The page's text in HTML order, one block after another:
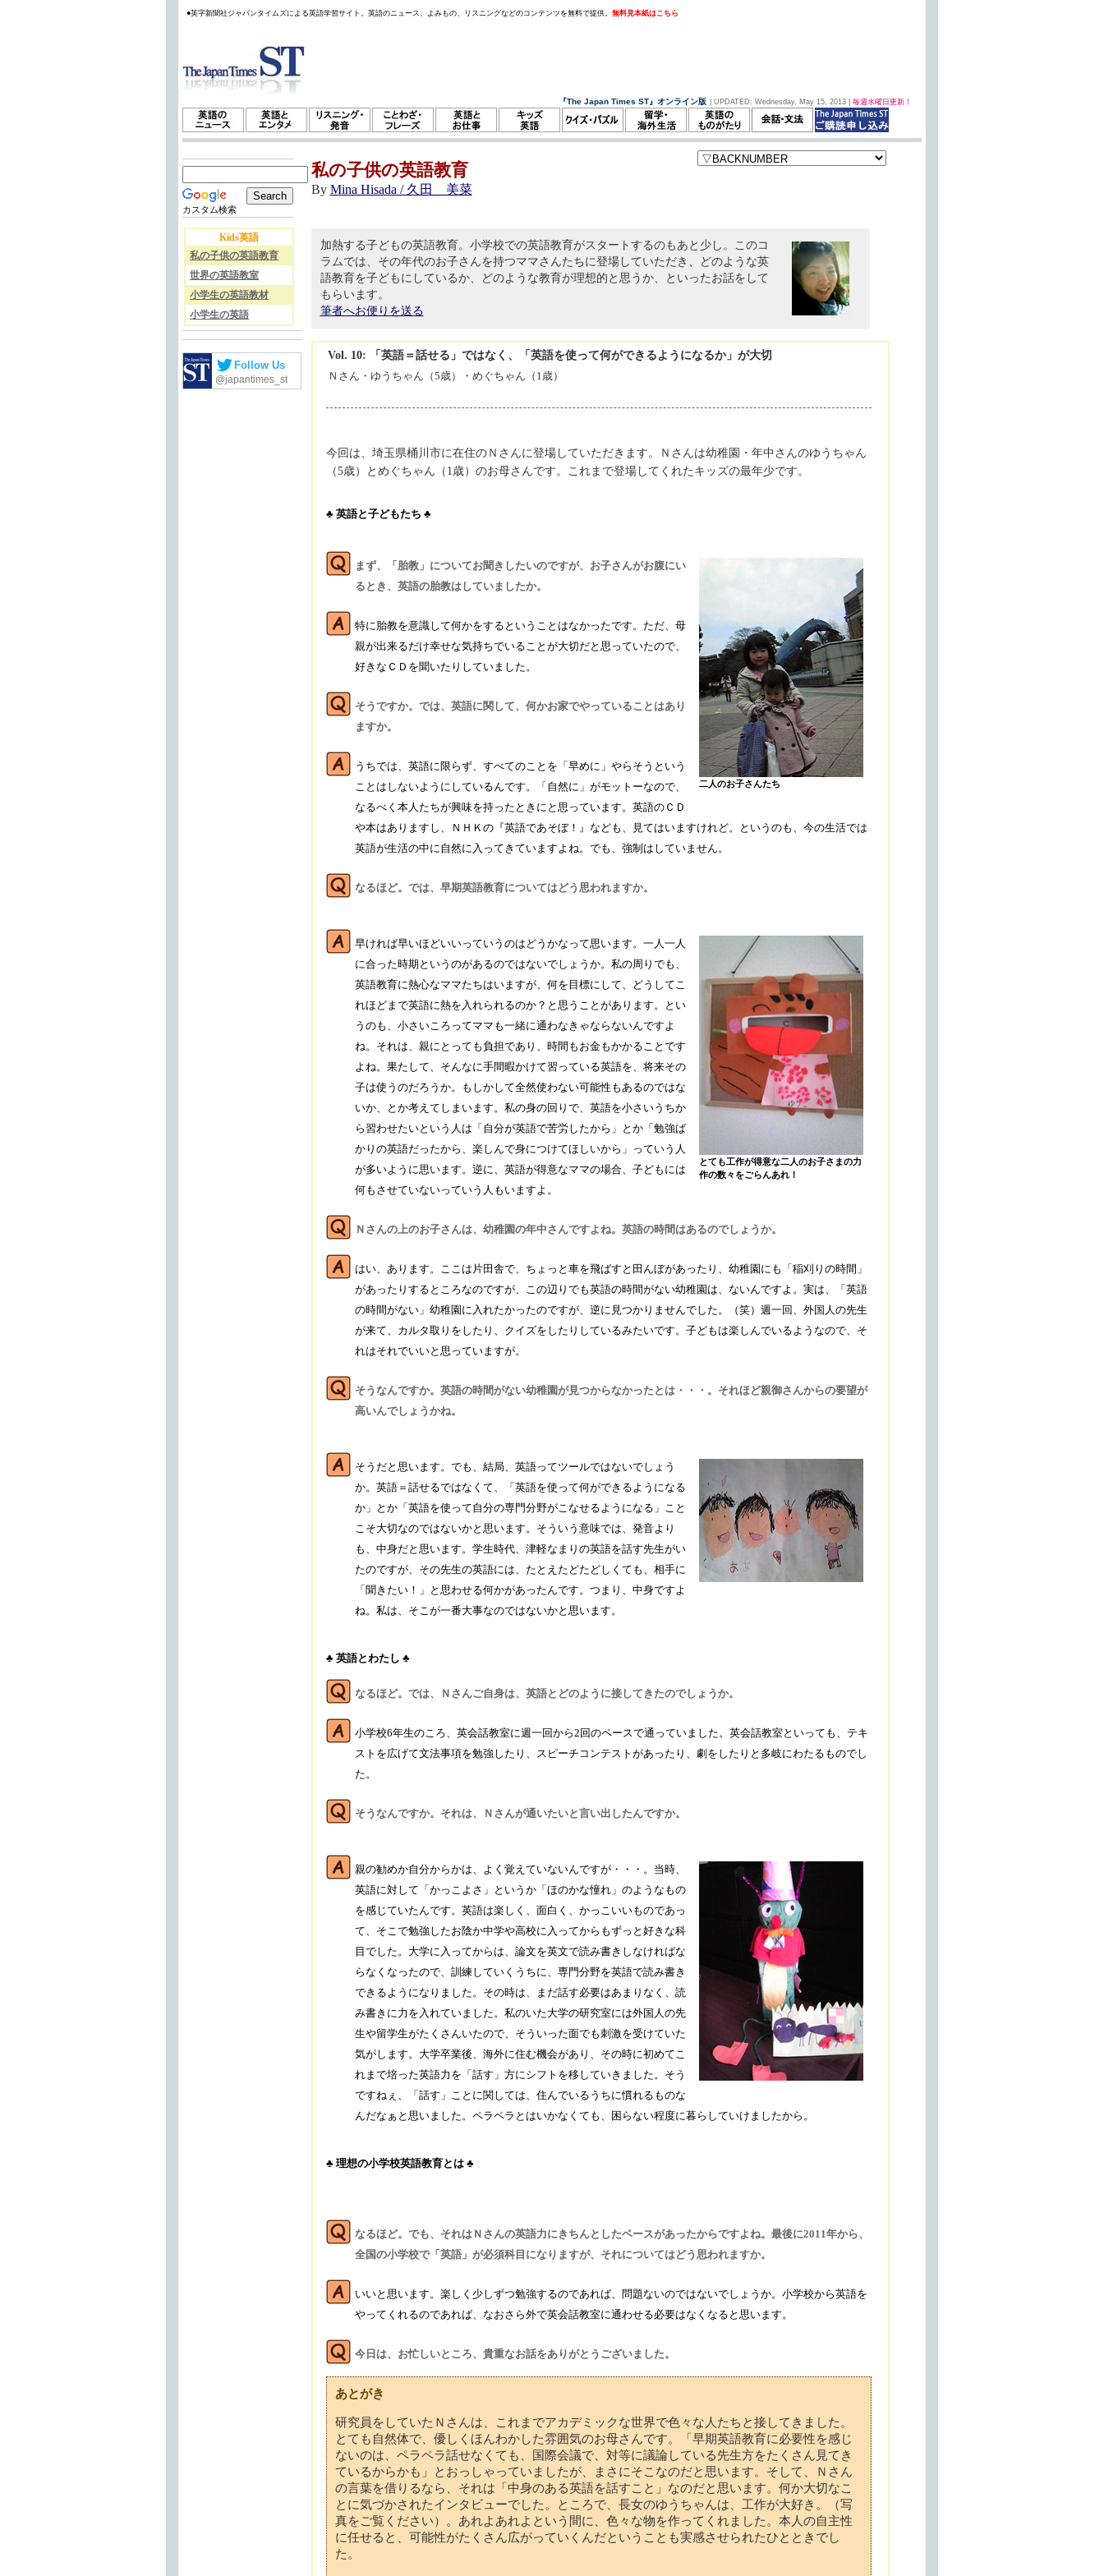
●英字新聞社ジャパンタイムズによる英語学習サイト。英語のニュース、よみもの、リスニングなどのコンテンツを無料で提供。 無料見本紙はこちら
『The Japan Times ST』オンライン版 | UPDATED: Wednesday, May 15, 2013 | 毎週水曜日更新！
カスタム検索
Kids英語
私の子供の英語教育
世界の英語教室
小学生の英語教材
小学生の英語
Follow Us
@japantimes_st
私の子供の英語教育
By Mina Hisada / 久田 美菜
加熱する子どもの英語教育。小学校での英語教育がスタートするのもあと少し。このコ
ラムでは、その年代のお子さんを持つママさんたちに登場していただき、どのような英
語教育を子どもにしているか、どのような教育が理想的と思うか、といったお話をして
もらいます。
筆者へお便りを送る
Vol. 10: 「英語＝話せる」ではなく、「英語を使って何ができるようになるか」が大切
Ｎさん・ゆうちゃん（5歳）・めぐちゃん（1歳）
今回は、埼玉県桶川市に在住のＮさんに登場していただきます。Ｎさんは幼稚園・年中さんのゆうちゃん
（5歳）とめぐちゃん（1歳）のお母さんです。これまで登場してくれたキッズの最年少です。
♣ 英語と子どもたち ♣
二人のお子さんたち
まず、「胎教」についてお聞きしたいのですが、お子さんがお腹にい
るとき、英語の胎教はしていましたか。
特に胎教を意識して何かをするということはなかったです。ただ、母
親が出来るだけ幸せな気持ちでいることが大切だと思っていたので、
好きなＣＤを聞いたりしていました。
そうですか。では、英語に関して、何かお家でやっていることはあり
ますか。
うちでは、英語に限らず、すべてのことを「早めに」やらそうという
ことはしないようにしているんです。「自然に」がモットーなので、
なるべく本人たちが興味を持ったときにと思っています。英語のＣＤ
や本はありますし、ＮＨＫの『英語であそぼ！』なども、見てはいますけれど。というのも、今の生活では
英語が生活の中に自然に入ってきていますよね。でも、強制はしていません。
なるほど。では、早期英語教育についてはどう思われますか。
とても工作が得意な二人のお子さまの力
作の数々をごらんあれ！
早ければ早いほどいいっていうのはどうかなって思います。一人一人
に合った時期というのがあるのではないでしょうか。私の周りでも、
英語教育に熱心なママたちはいますが、何を目標にして、どうしてこ
れほどまで英語に熱を入れられるのか？と思うことがあります。とい
うのも、小さいころってママも一緒に通わなきゃならないんですよ
ね。それは、親にとっても負担であり、時間もお金もかかることです
よね。果たして、そんなに手間暇かけて習っている英語を、将来その
子は使うのだろうか。もしかして全然使わない可能性もあるのではな
いか、とか考えてしまいます。私の身の回りで、英語を小さいうちか
ら習わせたいという人は「自分が英語で苦労したから」とか「勉強ば
かりの英語だったから、楽しんで身につけてほしいから」っていう人
が多いように思います。逆に、英語が得意なママの場合、子どもには
何もさせていないっていう人もいますよ。
Ｎさんの上のお子さんは、幼稚園の年中さんですよね。英語の時間はあるのでしょうか。
はい、あります。ここは片田舎で、ちょっと車を飛ばすと田んぼがあったり、幼稚園にも「稲刈りの時間」
があったりするところなのですが、この辺りでも英語の時間がない幼稚園は、ないんですよ。実は、「英語
の時間がない」幼稚園に入れたかったのですが、逆に見つかりませんでした。（笑）週一回、外国人の先生
が来て、カルタ取りをしたり、クイズをしたりしているみたいです。子どもは楽しんでいるようなので、そ
れはそれでいいと思っていますが。
そうなんですか。英語の時間がない幼稚園が見つからなかったとは・・・。それほど親御さんからの要望が
高いんでしょうかね。
そうだと思います。でも、結局、英語ってツールではないでしょう
か。英語＝話せるではなくて、「英語を使って何ができるようになる
か」とか「英語を使って自分の専門分野がこなせるようになる」こと
こそ大切なのではないかと思います。そういう意味では、発音より
も、中身だと思います。学生時代、津軽なまりの英語を話す先生がい
たのですが、その先生の英語には、たとえたどたどしくても、相手に
「聞きたい！」と思わせる何かがあったんです。つまり、中身ですよ
ね。私は、そこが一番大事なのではないかと思います。
♣ 英語とわたし ♣
なるほど。では、Ｎさんご自身は、英語とどのように接してきたのでしょうか。
小学校6年生のころ、英会話教室に週一回から2回のペースで通っていました。英会話教室といっても、テキ
ストを広げて文法事項を勉強したり、スピーチコンテストがあったり、劇をしたりと多岐にわたるものでし
た。
そうなんですか。それは、Ｎさんが通いたいと言い出したんですか。
親の勧めか自分からかは、よく覚えていないんですが・・・。当時、
英語に対して「かっこよさ」というか「ほのかな憧れ」のようなもの
を感じていたんです。英語は楽しく、面白く、かっこいいものであっ
て、そこで勉強したお陰か中学や高校に入ってからもずっと好きな科
目でした。大学に入ってからは、論文を英文で読み書きしなければな
らなくなったので、訓練していくうちに、専門分野を英語で読み書き
できるようになりました。その時は、まだ話す必要はあまりなく、読
み書きに力を入れていました。私のいた大学の研究室には外国人の先
生や留学生がたくさんいたので、そういった面でも刺激を受けていた
気がします。大学卒業後、海外に住む機会があり、その時に初めてこ
れまで培った英語力を「話す」方にシフトを移していきました。そう
ですねぇ、「話す」ことに関しては、住んでいるうちに慣れるものな
んだなぁと思いました。ペラペラとはいかなくても、困らない程度に暮らしていけましたから。
♣ 理想の小学校英語教育とは ♣
なるほど。でも、それはＮさんの英語力にきちんとしたベースがあったからですよね。最後に2011年から、
全国の小学校で「英語」が必須科目になりますが、それについてはどう思われますか。
いいと思います。楽しく少しずつ勉強するのであれば、問題ないのではないでしょうか。小学校から英語を
やってくれるのであれば、なおさら外で英会話教室に通わせる必要はなくなると思います。
今日は、お忙しいところ、貴重なお話をありがとうございました。
あとがき
研究員をしていたＮさんは、これまでアカデミックな世界で色々な人たちと接してきました。
とても自然体で、優しくほんわかした雰囲気のお母さんです。「早期英語教育に必要性を感じ
ないのは、ペラペラ話せなくても、国際会議で、対等に議論している先生方をたくさん見てき
ているからかも」とおっしゃっていましたが、まさにそこなのだと思います。そして、Ｎさん
の言葉を借りるなら、それは「中身のある英語を話すこと」なのだと思います。何か大切なこ
とに気づかされたインタビューでした。ところで、長女のゆうちゃんは、工作が大好き。（写
真をご覧ください）。あれよあれよという間に、色々な物を作ってくれました。本人の自主性
に任せると、可能性がたくさん広がっていくんだということも実感させられたひとときでし
た。